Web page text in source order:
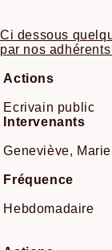
Ci dessous
par nos adhérents
Actions
Ecrivain public
Intervenants
Geneviève,
Fréquence
Hebdomadaire